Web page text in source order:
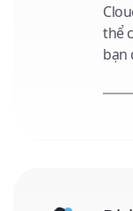
thể
bạn
vào